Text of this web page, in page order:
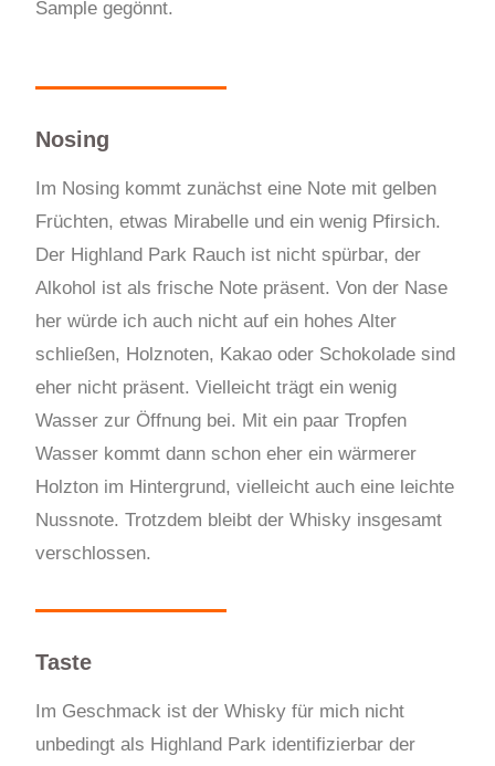
Sample gegönnt.
Nosing
Im Nosing kommt zunächst eine Note mit gelben
Früchten, etwas Mirabelle und ein wenig Pfirsich.
Der Highland Park Rauch ist nicht spürbar, der
Alkohol ist als frische Note präsent. Von der Nase
her würde ich auch nicht auf ein hohes Alter
schließen, Holznoten, Kakao oder Schokolade sind
eher nicht präsent. Vielleicht trägt ein wenig
Wasser zur Öffnung bei. Mit ein paar Tropfen
Wasser kommt dann schon eher ein wärmerer
Holzton im Hintergrund, vielleicht auch eine leichte
Nussnote. Trotzdem bleibt der Whisky insgesamt
verschlossen.
Taste
Im Geschmack ist der Whisky für mich nicht
unbedingt als Highland Park identifizierbar der